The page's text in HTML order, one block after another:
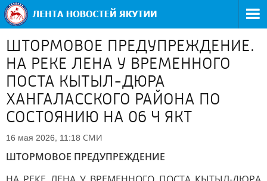
ШТОРМОВОЕ ПРЕДУПРЕЖДЕНИЕ.
НА РЕКЕ ЛЕНА У ВРЕМЕННОГО
ПОСТА КЫТЫЛ-ДЮРА
ХАНГАЛАССКОГО РАЙОНА ПО
СОСТОЯНИЮ НА 06 Ч ЯКТ
16 мая 2026, 11:18 СМИ
ШТОРМОВОЕ ПРЕДУПРЕЖДЕНИЕ